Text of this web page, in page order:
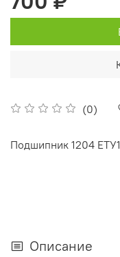
(0)
Подшипник 1204
Описание